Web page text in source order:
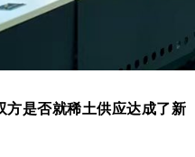
方是否就稀土供应达成了新